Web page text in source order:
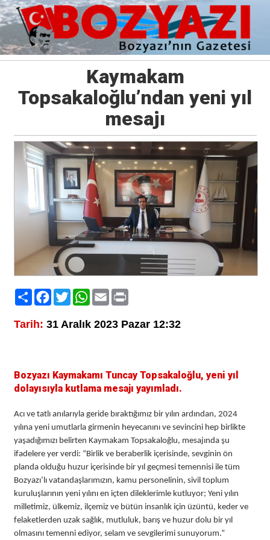
Kaymakam
Topsakaloğlu’ndan yeni yıl
mesajı
PaylaşFacebook
TwitterWhatsApp
EmailPrint
Tarih: 31 Aralık 2023 Pazar 12:32
Bozyazı Kaymakamı Tuncay Topsakaloğlu, yeni yıl
dolayısıyla kutlama mesajı yayımladı.
Acı ve tatlı anılarıyla geride bıraktığımız bir yılın ardından, 2024
yılına yeni umutlarla girmenin heyecanını ve sevincini hep birlikte
yaşadığımızı belirten Kaymakam Topsakaloğlu, mesajında şu
ifadelere yer verdi: “Birlik ve beraberlik içerisinde, sevginin ön
planda olduğu huzur içerisinde bir yıl geçmesi temennisi ile tüm
Bozyazı’lı vatandaşlarımızın, kamu personelinin, sivil toplum
kuruluşlarının yeni yılını en içten dileklerimle kutluyor; Yeni yılın
milletimiz, ülkemiz, ilçemiz ve bütün insanlık için üzüntü, keder ve
felaketlerden uzak sağlık, mutluluk, barış ve huzur dolu bir yıl
olmasını temenni ediyor, selam ve sevgilerimi sunuyorum.”